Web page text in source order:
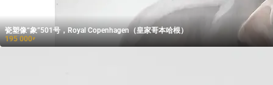
瓷塑像“象”501号，Royal Copenhagen（皇家哥本哈根）
195 000₽